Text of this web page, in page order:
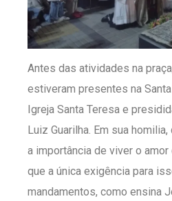
Antes das atividades na
estiveram presentes na
Igreja Santa Teresa e
Luiz Guarilha. Em sua
a importância de viver o
que a única exigência para
mandamentos, como ensina